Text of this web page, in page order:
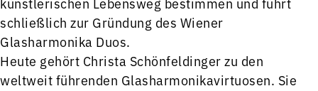
schließlich zur Gründung des Wiener
Glasharmonika Duos.
Heute gehört Christa Schönfeldinger zu den
weltweit führenden Glasharmonikavirtuosen. Sie